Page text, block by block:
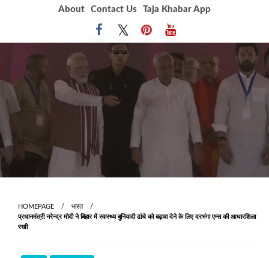
About Contact Us Taja Khabar App
HOMEPAGE
भारत
प्रधानमंत्री नरेन्द्र मोदी ने बिहार में स्वास्थ्य बुनियादी ढांचे को बढ़ावा देने के लिए दरभंगा एम्स की आधारशिला
रखी